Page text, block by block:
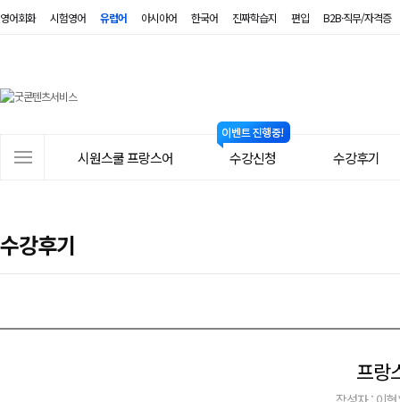
영어회화 시험영어 유럽어 아시아어 한국어 진짜학습지 편입 B2B·직무/자격증
뉴
시원스쿨 프랑스어 수강신청 수강후기
수강후기
프랑